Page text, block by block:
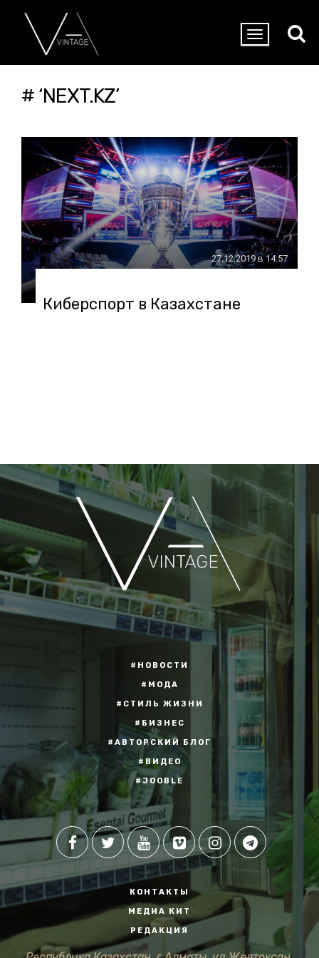
# ‘NEXT.KZ’
27.12.2019 в 14:57
Киберспорт в Казахстане
#НОВОСТИ
#МОДА
#СТИЛЬ ЖИЗНИ
#БИЗНЕС
#АВТОРСКИЙ БЛОГ
#ВИДЕО
#JOOBLE
КОНТАКТЫ
МЕДИА КИТ
РЕДАКЦИЯ